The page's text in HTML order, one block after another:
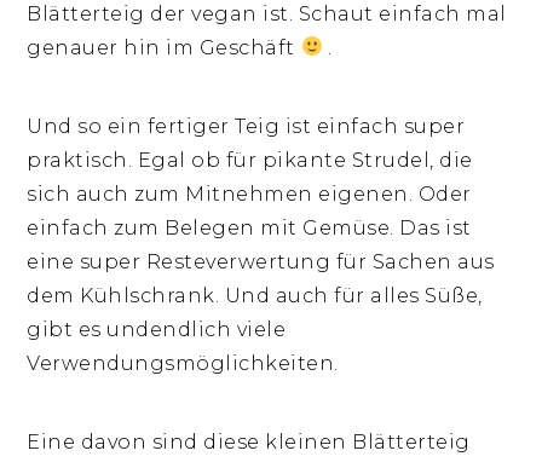
Blätterteig der vegan ist. Schaut einfach mal
genauer hin im Geschäft
Und so ein fertiger Teig ist einfach super
praktisch. Egal ob für pikante Strudel, die
sich auch zum Mitnehmen eigenen. Oder
einfach zum Belegen mit Gemüse. Das ist
eine super Resteverwertung für Sachen aus
dem Kühlschrank. Und auch für alles Süße,
gibt es undendlich viele
Verwendungsmöglichkeiten.
Eine davon sind diese kleinen Blätterteig